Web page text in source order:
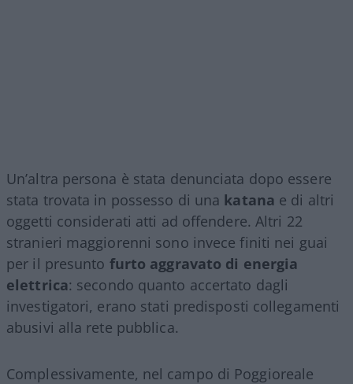
Un’altra persona è stata denunciata dopo essere
stata trovata in possesso di una katana e di altri
oggetti considerati atti ad offendere. Altri 22
stranieri maggiorenni sono invece finiti nei guai
per il presunto furto aggravato di energia
elettrica: secondo quanto accertato dagli
investigatori, erano stati predisposti collegamenti
abusivi alla rete pubblica.
Complessivamente, nel campo di Poggioreale